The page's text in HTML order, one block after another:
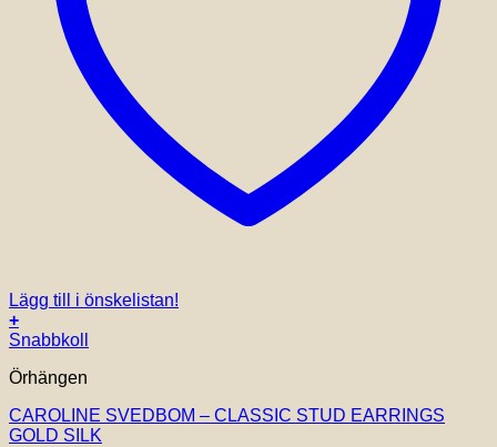
Lägg till i önskelistan!
+
Snabbkoll
Örhängen
CAROLINE SVEDBOM – CLASSIC STUD EARRINGS
GOLD SILK